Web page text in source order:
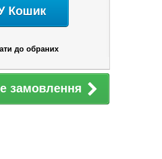
Кошик
до обраних
замовлення